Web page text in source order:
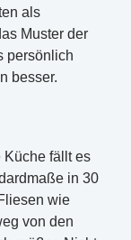
als
Muster der
persönlich
besser.
Küche fällt es
in 30
wie
von den